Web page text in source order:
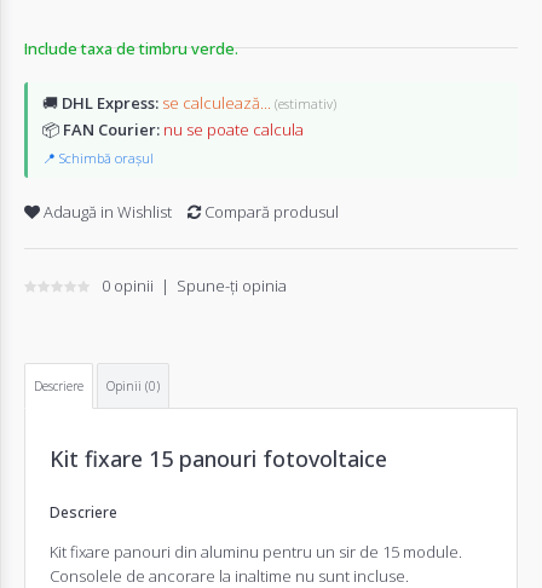
Include taxa de timbru verde.
🚚 DHL Express: se calculează... (estimativ)
📦 FAN Courier: nu se poate calcula
📍 Schimbă orașul
Adaugă in Wishlist Compară produsul
0 opinii | Spune-ţi opinia
Descriere Opinii (0)
Kit fixare 15 panouri fotovoltaice
Descriere
Kit fixare panouri din aluminu pentru un sir de 15 module.
Consolele de ancorare la inaltime nu sunt incluse.